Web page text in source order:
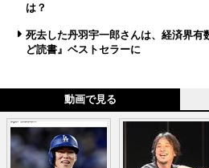
は？
死去した丹羽宇一郎さんは、経済界
ど読書』ベストセラーに
動画で見る